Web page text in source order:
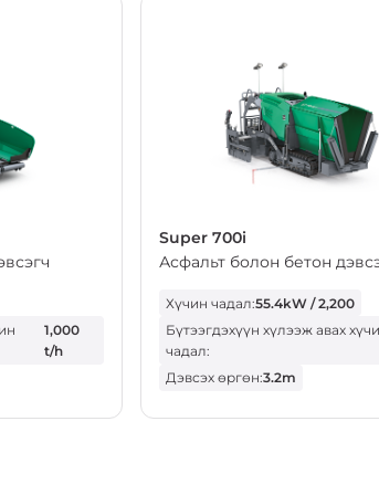
1,000
t/h
Super 700i
Асфальт болон бетон
Хүчин чадал:55.4kW / 2,200
Бүтээгдэхүүн хүлээж авах
чадал:
Дэвсэх өргөн:3.2m